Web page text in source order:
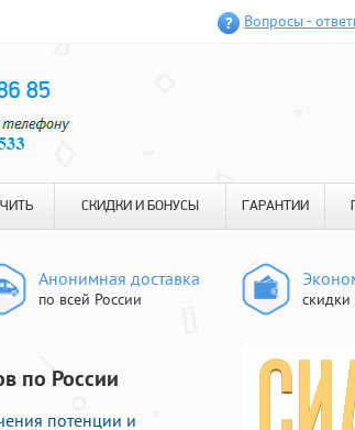
Вопросы -
СКИДКИ И БОНУСЫ ГАРАНТИИ
Анонимная доставка
по всей России
по России
потенции и